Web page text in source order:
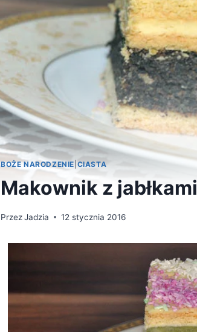
BOŻE NARODZENIE CIASTA
Makownik z jabłkami
PrzezJadzia 12 stycznia 2016